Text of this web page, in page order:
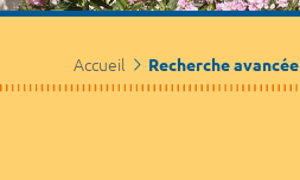
Accueil Recherche avancée